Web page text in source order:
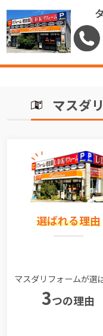
マスダ
選ばれる理由
マスダリフォームが選
3つの理由